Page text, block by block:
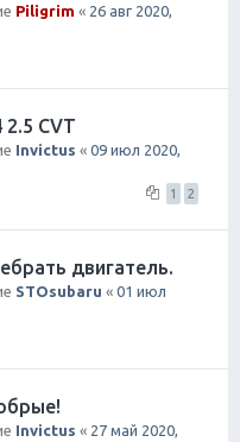
Piligrim « 26 авг 2020,
CVT
Invictus « 09 июл 2020,
1 2
двигатель.
STOsubaru « 01 июл
Invictus « 27 май 2020,